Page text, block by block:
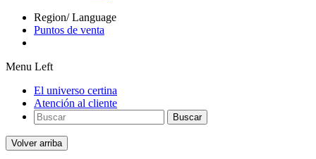
Region/ Language
Puntos de venta
Menu Left
El universo certina
Atención al cliente
Buscar
Volver arriba